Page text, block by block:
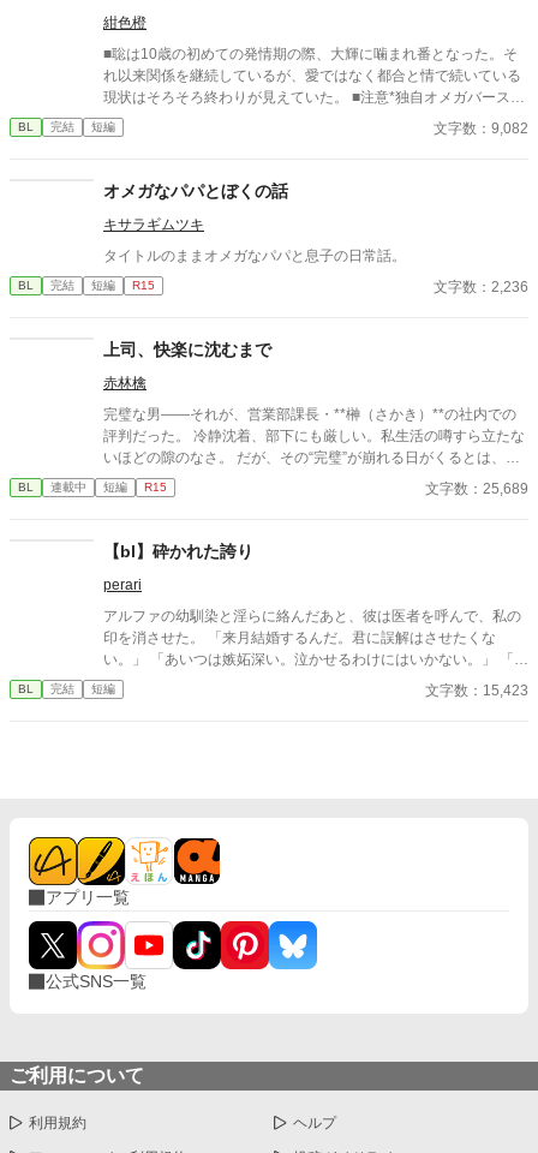
紺色橙
■聡は10歳の初めての発情期の際、大輝に噛まれ番となった。そ
れ以来関係を継続しているが、愛ではなく都合と情で続いている
現状はそろそろ終わりが見えていた。 ■注意*独自オメガバース設
定。■『それは愛か本能か』と同じ世界設定です。関係は一切な
し。
BL 完結 短編 文字数：9,082
オメガなパパとぼくの話
キサラギムツキ
タイトルのままオメガなパパと息子の日常話。
BL 完結 短編 R15 文字数：2,236
上司、快楽に沈むまで
赤林檎
完璧な男――それが、営業部課長・**榊（さかき）**の社内での
評判だった。 冷静沈着、部下にも厳しい。私生活の噂すら立たな
いほどの隙のなさ。 だが、その“完璧”が崩れる日がくるとは、誰
も想像していなかった。 入社三年目の篠原は、榊の直属の部下。
真面目だが強気で、どこか挑発的な笑みを浮かべる青年。 ある
原は上司に向かって、いつもの穏やかな口調を崩した。「……そ
んな顔、部下には見せないんですね」 疲労で僅かに緩んだ榊の表
情。 その弱さを見逃さず、篠原はデスク越しに距離を詰める。
「強がらなくていいですよ。俺の前では、もう」 指先が榊のネク
タイを掴む。 引き寄せられた瞬間、榊の理性は音を立てて崩れ
た。 拒むことも、許すこともできないまま、 彼は“部下”の手によ
びに、自分の知らなかった感情と快楽を知る。それは、上司とし
立場も理性も、すべてが絡み合うオフィスの夜。 秘密の扉を開け
た榊は、もう戻れない。 快楽に溺れるその瞬間まで、彼を待つの
は破滅か、それとも救いか。 ――これは、ひとりの上司が“愛”と
いう名の支配に沈んでいく物語。
BL 連載中 短編 R15 文字数：25,689
【bl】砕かれた誇り
perari
アルファの幼馴染と淫らに絡んだあと、彼は医者を呼んで、私の
印を消させた。 「来月結婚するんだ。君に誤解はさせたくな
い。」 「あいつは嫉妬深い。泣かせるわけにはいかない。」 「君
ももう年頃の残り物のオメガだろ？ 俺の印をつけたまま、他の
アルファとお見合いするなんてありえない。」 彼は冷たく、けれ
さる中で日本語のおかしな点をご指摘いただけましたら、 本当に
ありがたく思います。
BL 完結 短編 文字数：15,423
アプリ一覧
公式SNS一覧
ご利用について
利用規約 ヘルプ